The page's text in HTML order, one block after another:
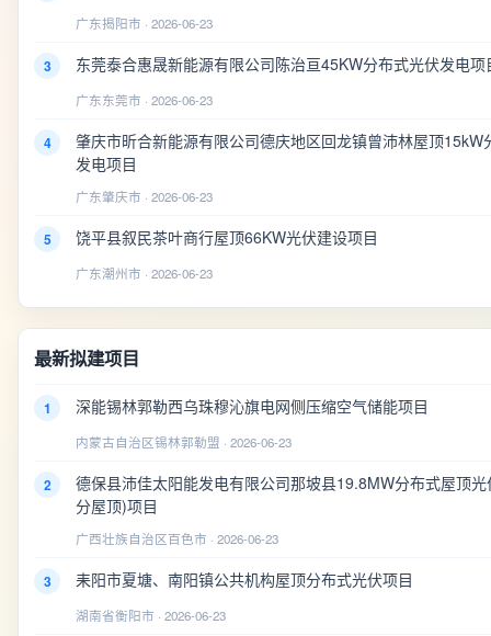
广东揭阳市 · 2026-06-23
3 东莞泰合惠晟新能源有限公司陈治亘45KW分布式光伏发电项
广东东莞市 · 2026-06-23
4
肇庆市昕合新能源有限公司德庆地区回龙镇曾沛林屋顶15kW
发电项目
广东肇庆市 · 2026-06-23
5 饶平县叙民茶叶商行屋顶66KW光伏建设项目
广东潮州市 · 2026-06-23
最新拟建项目
1 深能锡林郭勒西乌珠穆沁旗电网侧压缩空气储能项目
内蒙古自治区锡林郭勒盟 · 2026-06-23
2
德保县沛佳太阳能发电有限公司那坡县19.8MW分布式屋顶
分屋顶)项目
广西壮族自治区百色市 · 2026-06-23
3 耒阳市夏塘、南阳镇公共机构屋顶分布式光伏项目
湖南省衡阳市 · 2026-06-23